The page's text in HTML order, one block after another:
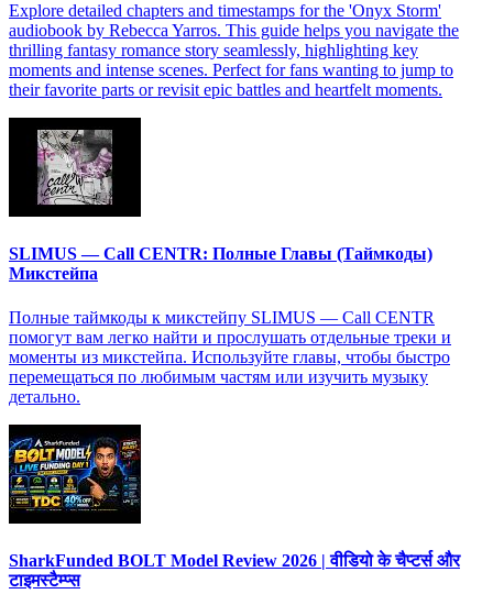
Explore detailed chapters and timestamps for the 'Onyx Storm'
audiobook by Rebecca Yarros. This guide helps you navigate the
thrilling fantasy romance story seamlessly, highlighting key
moments and intense scenes. Perfect for fans wanting to jump to
their favorite parts or revisit epic battles and heartfelt moments.
SLIMUS — Call CENTR: Полные Главы (Таймкоды)
Микстейпа
Полные таймкоды к микстейпу SLIMUS — Call CENTR
помогут вам легко найти и прослушать отдельные треки и
моменты из микстейпа. Используйте главы, чтобы быстро
перемещаться по любимым частям или изучить музыку
детально.
SharkFunded BOLT Model Review 2026 | वीडियो के चैप्टर्स और
टाइमस्टैम्प्स